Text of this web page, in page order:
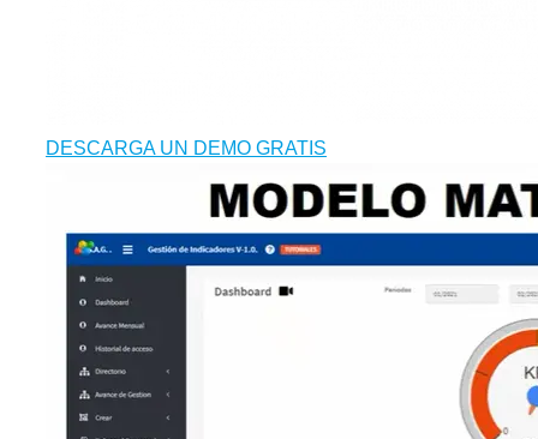
DESCARGA UN DEMO GRATIS